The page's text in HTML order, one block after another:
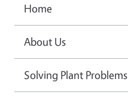
Home
About Us
Solving Plant Problems